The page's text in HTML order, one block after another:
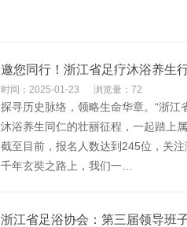
邀您同行！浙江省足疗沐浴养生
时间：2025-01-23 浏览量：72
探寻历史脉络，领略生命华章。“浙
沐浴养生同仁的壮丽征程，一起踏上
截至目前，报名人数达到245位，关
千年玄奘之路上，我们一…
浙江省足浴协会：第三届领导班